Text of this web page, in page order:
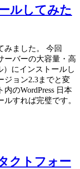
ルしてみた
みました。 今回
ーバーの大容量・高
）にインストールし
ジョン2.3までと変
のWordPress 日本
すれば完璧です。
クトフォー